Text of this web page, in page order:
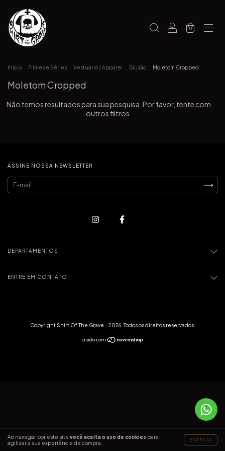
0
Ao navegar por este site você aceita o uso de cookies para
agilizar a sua experiência de compra.
ENTENDI
Início Filmes e Séries Vestuário / Apparel Blusão Moletom Cropped
Moletom Cropped
Não temos resultados para sua pesquisa. Por favor, tente com
outros filtros.
ASSINE NOSSA NEWSLETTER
DEPARTAMENTOS
ENTRE EM CONTATO
Copyright Shirt Of The Grave - 2026. Todos os direitos reservados.